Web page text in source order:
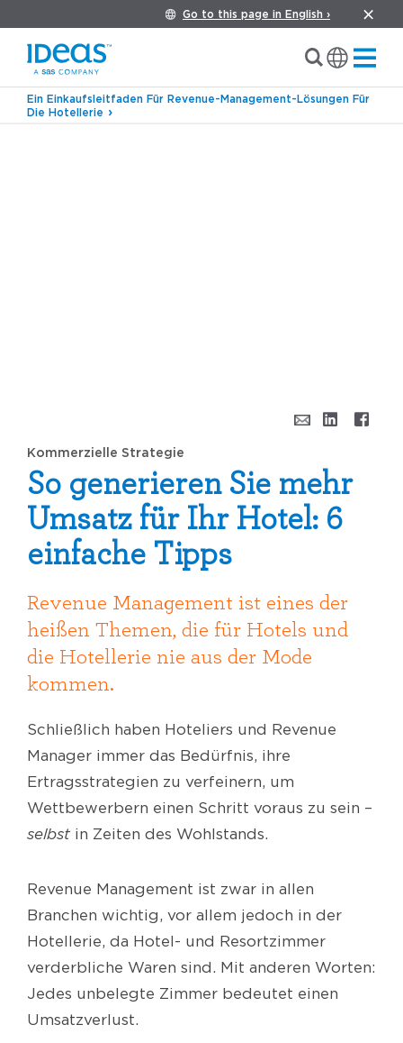
Go to this page in English ›
Ein Einkaufsleitfaden Für Revenue-Management-Lösungen Für
Die Hotellerie
Kommerzielle Strategie
So generieren Sie mehr
Umsatz für Ihr Hotel: 6
einfache Tipps
Revenue Management ist eines der
heißen Themen, die für Hotels und
die Hotellerie nie aus der Mode
kommen.
Schließlich haben Hoteliers und Revenue
Manager immer das Bedürfnis, ihre
Ertragsstrategien zu verfeinern, um
Wettbewerbern einen Schritt voraus zu sein –
selbst in Zeiten des Wohlstands.
Revenue Management ist zwar in allen
Branchen wichtig, vor allem jedoch in der
Hotellerie, da Hotel- und Resortzimmer
verderbliche Waren sind. Mit anderen Worten:
Jedes unbelegte Zimmer bedeutet einen
Umsatzverlust.